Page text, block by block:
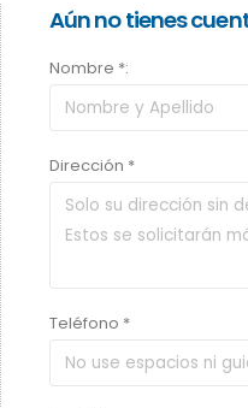
Aún no tienes
Nombre *:
Dirección *
Teléfono *